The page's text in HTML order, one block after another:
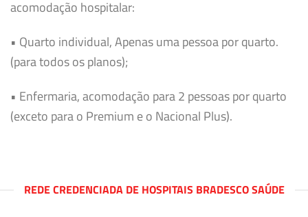
acomodação hospitalar:
• Quarto individual, Apenas uma pessoa por quarto.
(para todos os planos);
• Enfermaria, acomodação para 2 pessoas por quarto
(exceto para o Premium e o Nacional Plus).
REDE CREDENCIADA DE HOSPITAIS BRADESCO SAÚDE